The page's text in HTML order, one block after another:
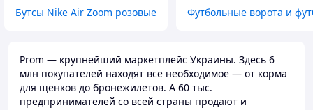
Бутсы Nike Air Zoom розовые Футбольные ворота и
Prom — крупнейший маркетплейс Украины. Здесь 6
млн покупателей находят всё необходимое — от корма
для щенков до бронежилетов. А 60 тыс.
предпринимателей со всей страны продают и